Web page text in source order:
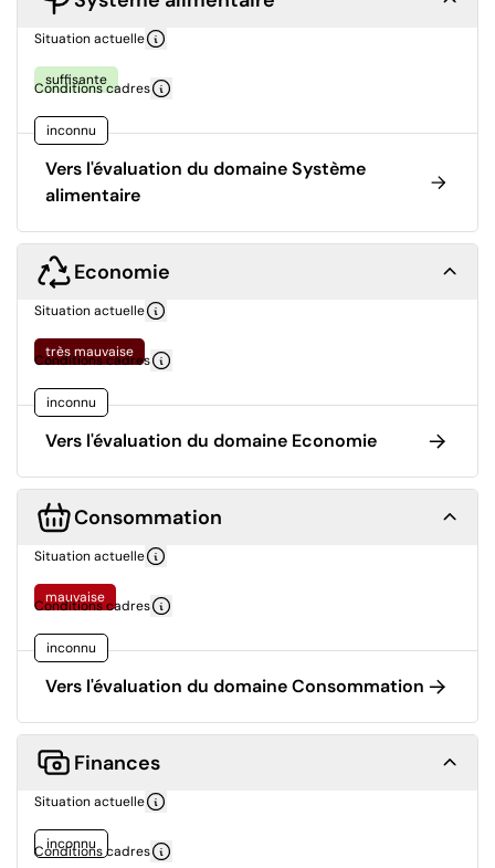
Situation actuelle
suffisante
Conditions cadres
inconnu
Vers l'évaluation du domaine Système
alimentaire
Economie
Situation actuelle
très mauvaise
Conditions cadres
inconnu
Vers l'évaluation du domaine Economie
Consommation
Situation actuelle
mauvaise
Conditions cadres
inconnu
Vers l'évaluation du domaine Consommation
Finances
Situation actuelle
inconnu
Conditions cadres